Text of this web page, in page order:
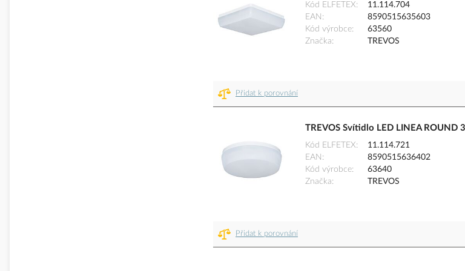
Kód ELFETEX
11.114.704
EAN
8590515635603
Kód výrobce
63560
Značka
TREVOS
Přidat k porovnání
TREVOS Svítidlo LED LINEA ROUND
Kód ELFETEX
11.114.721
EAN
8590515636402
Kód výrobce
63640
Značka
TREVOS
Přidat k porovnání